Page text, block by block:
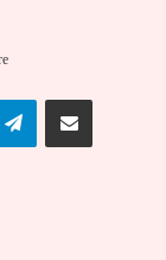
TelegramPartager par email